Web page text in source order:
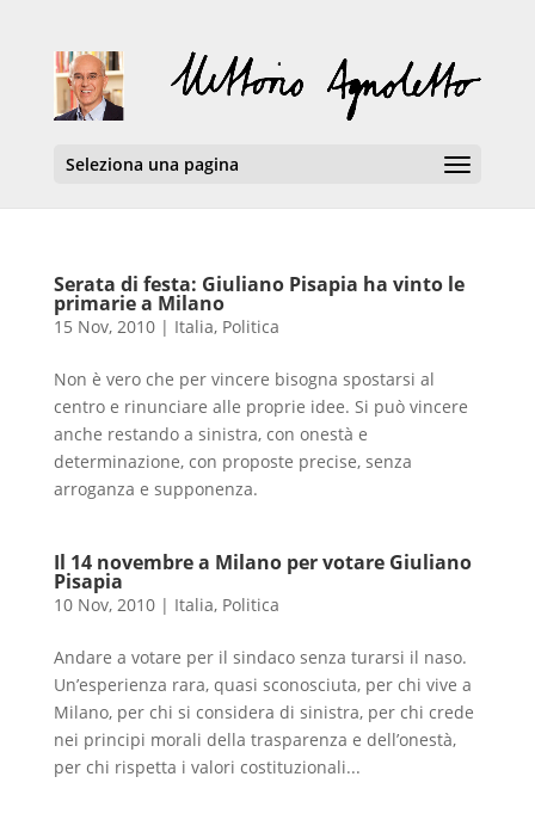
Seleziona una pagina
Serata di festa: Giuliano Pisapia ha vinto le
primarie a Milano
15 Nov, 2010| Italia, Politica
Non è vero che per vincere bisogna spostarsi al
centro e rinunciare alle proprie idee. Si può vincere
anche restando a sinistra, con onestà e
determinazione, con proposte precise, senza
arroganza e supponenza.
Il 14 novembre a Milano per votare Giuliano
Pisapia
10 Nov, 2010| Italia, Politica
Andare a votare per il sindaco senza turarsi il naso.
Un’esperienza rara, quasi sconosciuta, per chi vive a
Milano, per chi si considera di sinistra, per chi crede
nei principi morali della trasparenza e dell’onestà,
per chi rispetta i valori costituzionali...